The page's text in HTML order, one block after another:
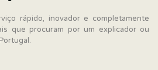
rápido, inovador e completamente
que procuram por um explicador ou